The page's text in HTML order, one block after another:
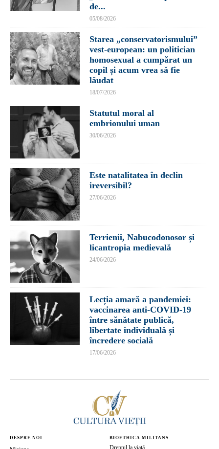
de...
05/08/2026
Starea „conservatorismului”
vest-european: un politician
homosexual a cumpărat un
copil și acum vrea să fie
lăudat
18/07/2026
Statutul moral al
embrionului uman
30/06/2026
Este natalitatea în declin
ireversibil?
27/06/2026
Terrienii, Nabucodonosor și
licantropia medievală
24/06/2026
Lecția amară a pandemiei:
vaccinarea anti-COVID-19
între sănătate publică,
libertate individuală și
încredere socială
17/06/2026
DESPRE NOI BIOETHICA MILITANS